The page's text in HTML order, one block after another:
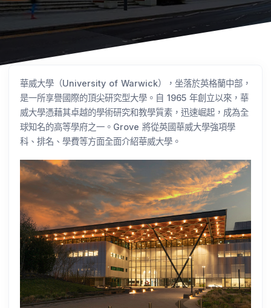
華威大學（University of Warwick），坐落於英格蘭中部，
是一所享譽國際的頂尖研究型大學。自 1965 年創立以來，華
威大學憑藉其卓越的學術研究和教學質素，迅速崛起，成為全
球知名的高等學府之一。Grove 將從英國華威大學強項學
科、排名、學費等方面全面介紹華威大學。